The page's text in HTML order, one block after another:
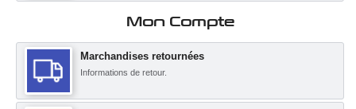
Mon Compte
Marchandises retournées
Informations de retour.